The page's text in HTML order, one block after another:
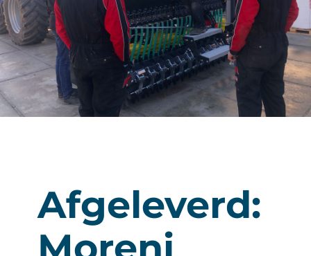
Over ons
Vacatures
Kramp Online Service
Afgeleverd: